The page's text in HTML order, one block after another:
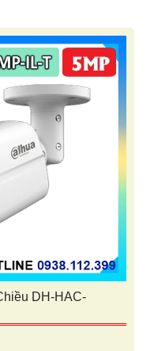
DH-HAC-